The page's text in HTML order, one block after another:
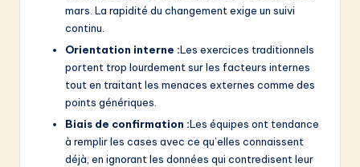
mars. La rapidité du changement exige un suivi
continu.
Orientation interne :Les exercices traditionnels
portent trop lourdement sur les facteurs internes
tout en traitant les menaces externes comme des
points génériques.
Biais de confirmation :Les équipes ont tendance
à remplir les cases avec ce qu’elles connaissent
déjà, en ignorant les données qui contredisent leur